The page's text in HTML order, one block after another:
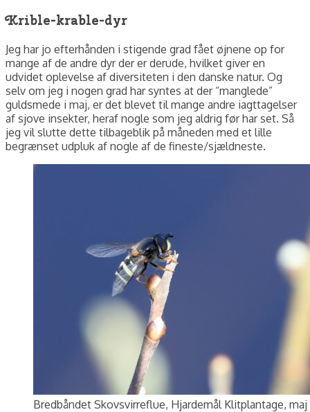
Krible-krable-dyr
Jeg har jo efterhånden i stigende grad fået øjnene op for
mange af de andre dyr der er derude, hvilket giver en
udvidet oplevelse af diversiteten i den danske natur. Og
selv om jeg i nogen grad har syntes at der “manglede”
guldsmede i maj, er det blevet til mange andre iagttagelser
af sjove insekter, heraf nogle som jeg aldrig før har set. Så
jeg vil slutte dette tilbageblik på måneden med et lille
begrænset udpluk af nogle af de fineste/sjældneste.
Bredbåndet Skovsvirreflue, Hjardemål Klitplantage,